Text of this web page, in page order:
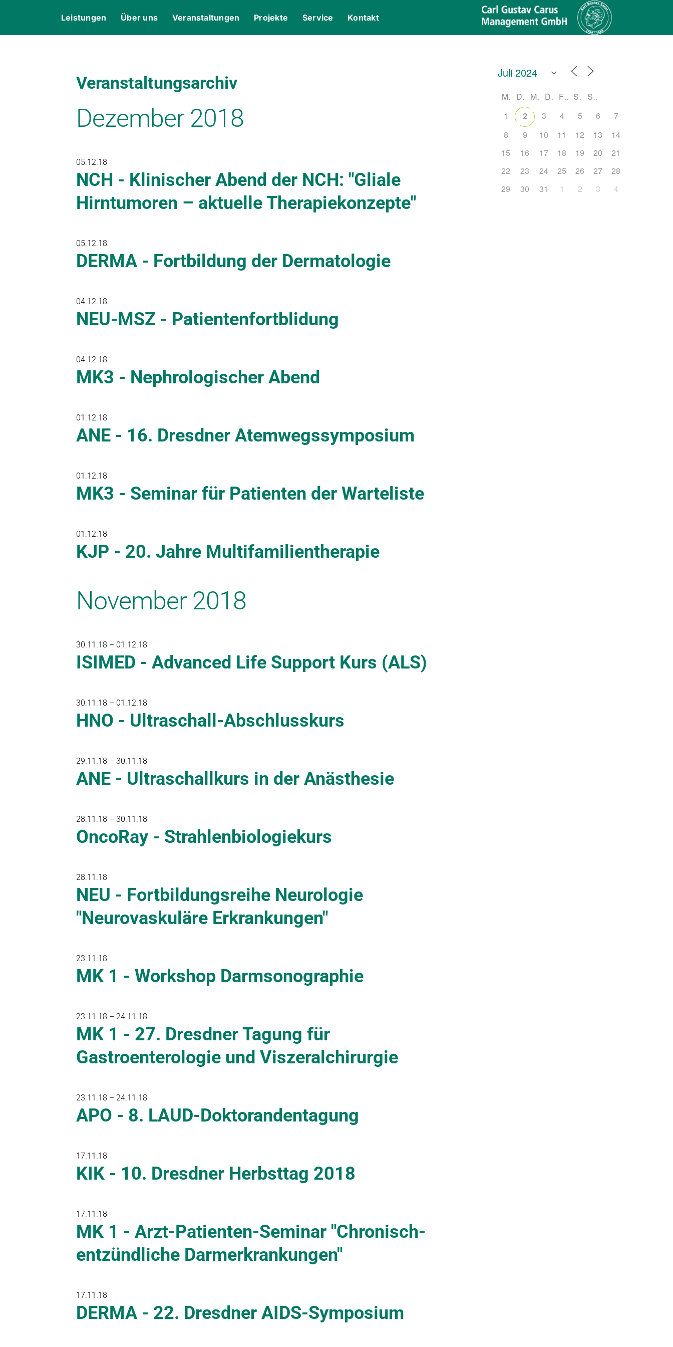
Leistungen Über uns Veranstaltungen Projekte Service Kontakt
Veranstaltungsarchiv
Dezember 2018
05.12.18
NCH - Klinischer Abend der NCH: "Gliale
Hirntumoren – aktuelle Therapiekonzepte"
05.12.18
DERMA - Fortbildung der Dermatologie
04.12.18
NEU-MSZ - Patientenfortblidung
04.12.18
MK3 - Nephrologischer Abend
01.12.18
ANE - 16. Dresdner Atemwegssymposium
01.12.18
MK3 - Seminar für Patienten der Warteliste
01.12.18
KJP - 20. Jahre Multifamilientherapie
November 2018
30.11.18 – 01.12.18
ISIMED - Advanced Life Support Kurs (ALS)
30.11.18 – 01.12.18
HNO - Ultraschall-Abschlusskurs
29.11.18 – 30.11.18
ANE - Ultraschallkurs in der Anästhesie
28.11.18 – 30.11.18
OncoRay - Strahlenbiologiekurs
28.11.18
NEU - Fortbildungsreihe Neurologie
"Neurovaskuläre Erkrankungen"
23.11.18
MK 1 - Workshop Darmsonographie
23.11.18 – 24.11.18
MK 1 - 27. Dresdner Tagung für
Gastroenterologie und Viszeralchirurgie
23.11.18 – 24.11.18
APO - 8. LAUD-Doktorandentagung
17.11.18
KIK - 10. Dresdner Herbsttag 2018
17.11.18
MK 1 - Arzt-Patienten-Seminar "Chronisch-
entzündliche Darmerkrankungen"
17.11.18
DERMA - 22. Dresdner AIDS-Symposium
M D M D F S
S
1
2 3 4 5 6
7
8
9 10 11 12 13
14
15
16 17 18 19 20
21
22
23 24 25 26 27
28
29
30 31 1 2 3 4